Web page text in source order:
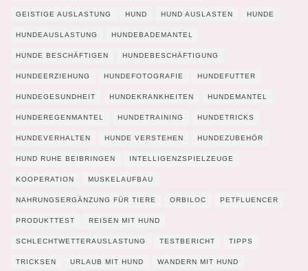
GEISTIGE AUSLASTUNG HUND HUND AUSLASTEN HUNDE
HUNDEAUSLASTUNG HUNDEBADEMANTEL
HUNDE BESCHÄFTIGEN HUNDEBESCHÄFTIGUNG
HUNDEERZIEHUNG HUNDEFOTOGRAFIE HUNDEFUTTER
HUNDEGESUNDHEIT HUNDEKRANKHEITEN HUNDEMANTEL
HUNDEREGENMANTEL HUNDETRAINING HUNDETRICKS
HUNDEVERHALTEN HUNDE VERSTEHEN HUNDEZUBEHÖR
HUND RUHE BEIBRINGEN INTELLIGENZSPIELZEUGE
KOOPERATION MUSKELAUFBAU
NAHRUNGSERGÄNZUNG FÜR TIERE ORBILOC PETFLUENCER
PRODUKTTEST REISEN MIT HUND
SCHLECHTWETTERAUSLASTUNG TESTBERICHT TIPPS
TRICKSEN URLAUB MIT HUND WANDERN MIT HUND